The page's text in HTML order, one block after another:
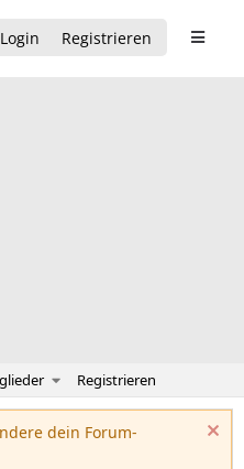
Login Registrieren
Registrieren
dein Forum-